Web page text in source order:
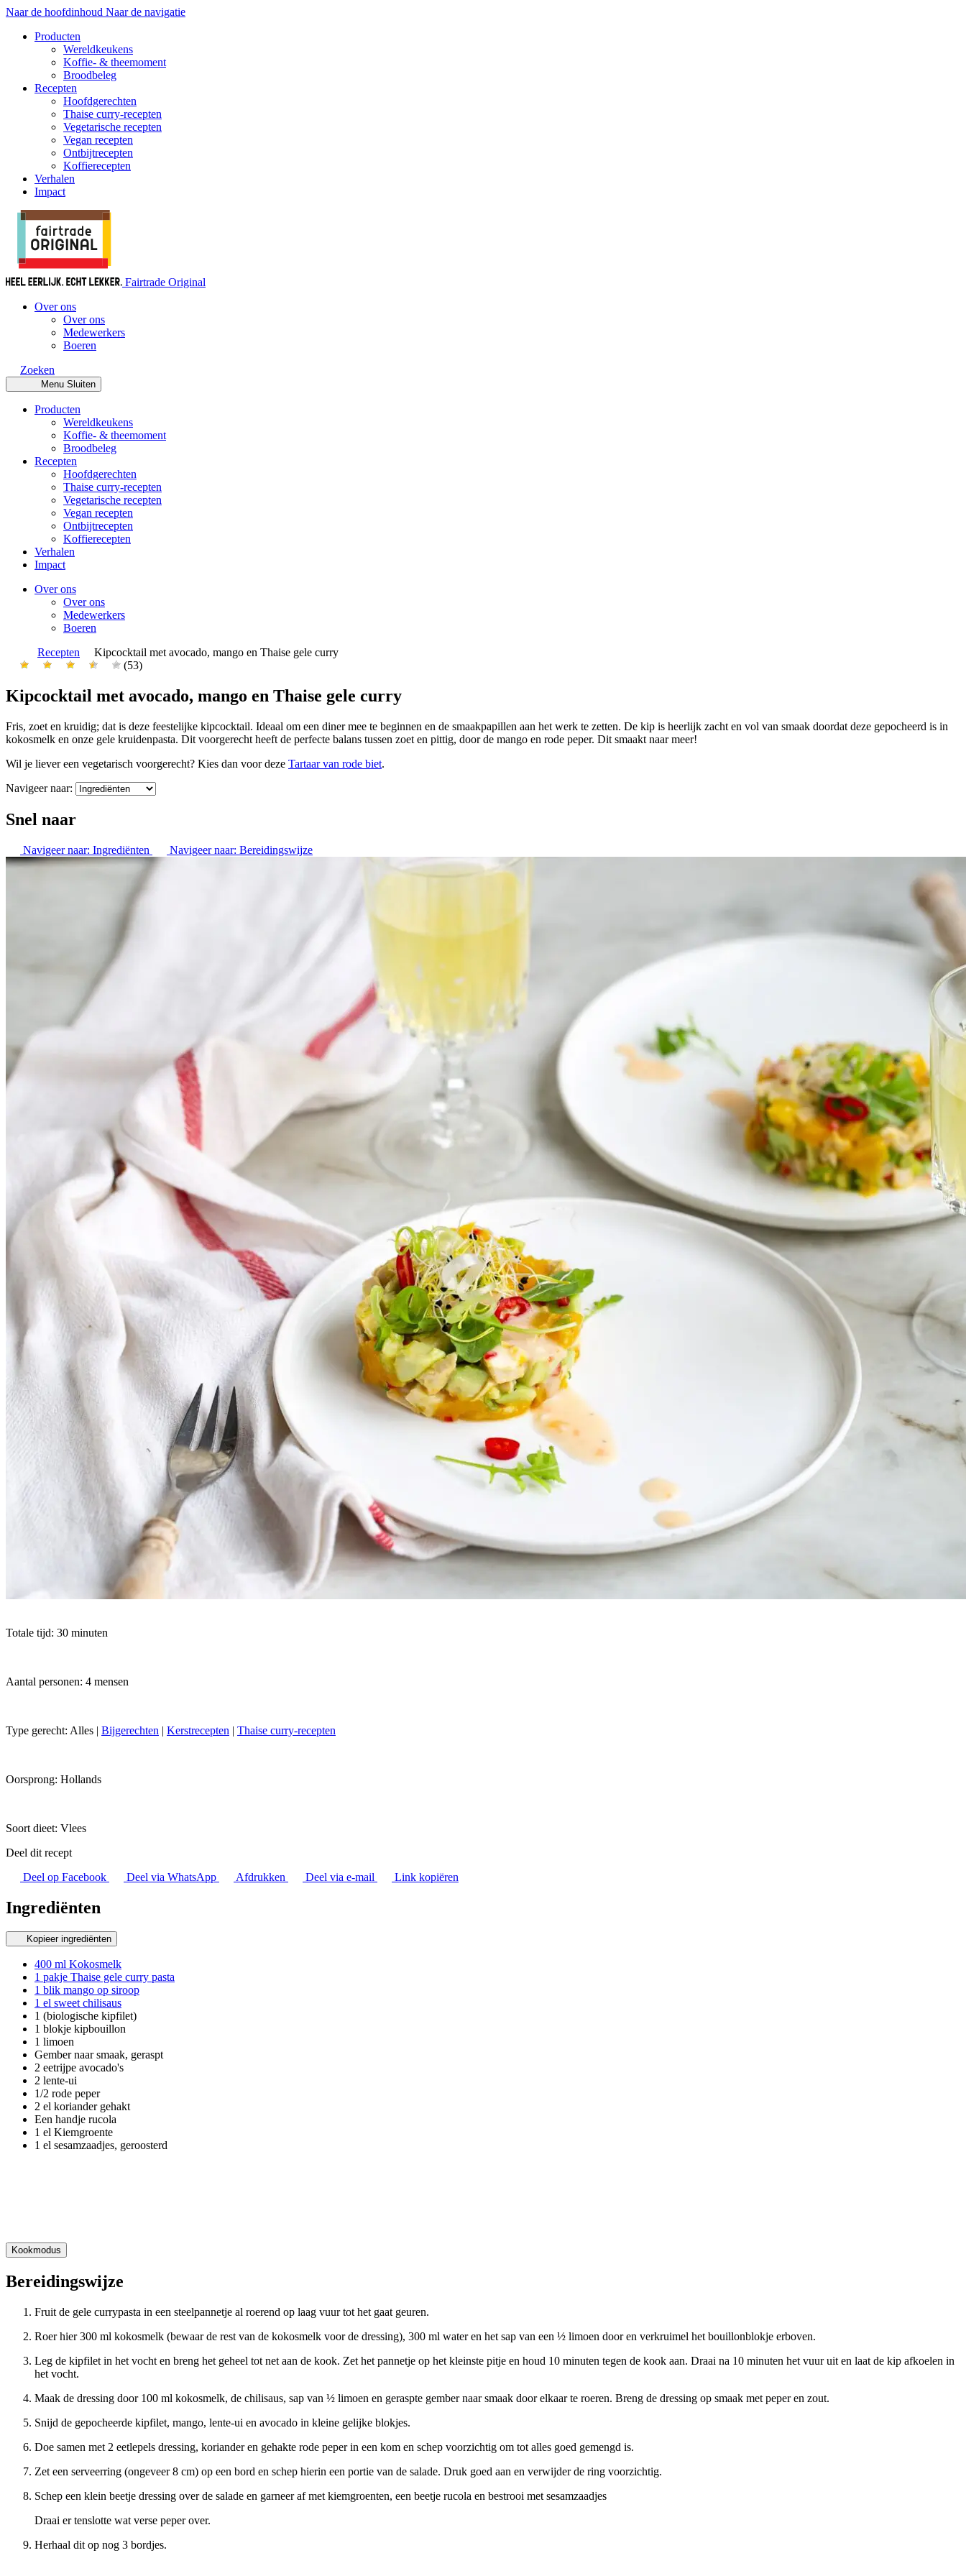
Naar de hoofdinhoud Naar de navigatie
Producten
Wereldkeukens
Koffie- & theemoment
Broodbeleg
Recepten
Hoofdgerechten
Thaise curry-recepten
Vegetarische recepten
Vegan recepten
Ontbijtrecepten
Koffierecepten
Verhalen
Impact
Fairtrade Original
Over ons
Over ons
Medewerkers
Boeren
Zoeken
Menu Sluiten
Producten
Wereldkeukens
Koffie- & theemoment
Broodbeleg
Recepten
Hoofdgerechten
Thaise curry-recepten
Vegetarische recepten
Vegan recepten
Ontbijtrecepten
Koffierecepten
Verhalen
Impact
Over ons
Over ons
Medewerkers
Boeren
Recepten
Kipcocktail met avocado, mango en Thaise gele curry
(53)
Kipcocktail met avocado, mango en Thaise gele curry
Fris, zoet en kruidig; dat is deze feestelijke kipcocktail. Ideaal om een diner mee te beginnen en de smaakpapillen aan het werk te zetten. De kip is heerlijk zacht en vol van smaak doordat deze gepocheerd is in
kokosmelk en onze gele kruidenpasta. Dit voorgerecht heeft de perfecte balans tussen zoet en pittig, door de mango en rode peper. Dit smaakt naar meer!
Wil je liever een vegetarisch voorgerecht? Kies dan voor deze Tartaar van rode biet.
Navigeer naar:
Snel naar
Navigeer naar: Ingrediënten Navigeer naar: Bereidingswijze
Totale tijd: 30 minuten
Aantal personen: 4 mensen
Type gerecht: Alles | Bijgerechten | Kerstrecepten | Thaise curry-recepten
Oorsprong: Hollands
Soort dieet: Vlees
Deel dit recept
Deel op Facebook
Deel via WhatsApp Afdrukken Deel via e-mail Link kopiëren
Ingrediënten
Kopieer ingrediënten
400 ml Kokosmelk
1 pakje Thaise gele curry pasta
1 blik mango op siroop
1 el sweet chilisaus
1 (biologische kipfilet)
1 blokje kipbouillon
1 limoen
Gember naar smaak, geraspt
2 eetrijpe avocado's
2 lente-ui
1/2 rode peper
2 el koriander gehakt
Een handje rucola
1 el Kiemgroente
1 el sesamzaadjes, geroosterd
Kookmodus
Bereidingswijze
Fruit de gele currypasta in een steelpannetje al roerend op laag vuur tot het gaat geuren.
Roer hier 300 ml kokosmelk (bewaar de rest van de kokosmelk voor de dressing), 300 ml water en het sap van een ½ limoen door en verkruimel het bouillonblokje erboven.
Leg de kipfilet in het vocht en breng het geheel tot net aan de kook. Zet het pannetje op het kleinste pitje en houd 10 minuten tegen de kook aan. Draai na 10 minuten het vuur uit en laat de kip afkoelen in
het vocht.
Maak de dressing door 100 ml kokosmelk, de chilisaus, sap van ½ limoen en geraspte gember naar smaak door elkaar te roeren. Breng de dressing op smaak met peper en zout.
Snijd de gepocheerde kipfilet, mango, lente-ui en avocado in kleine gelijke blokjes.
Doe samen met 2 eetlepels dressing, koriander en gehakte rode peper in een kom en schep voorzichtig om tot alles goed gemengd is.
Zet een serveerring (ongeveer 8 cm) op een bord en schep hierin een portie van de salade. Druk goed aan en verwijder de ring voorzichtig.
Schep een klein beetje dressing over de salade en garneer af met kiemgroenten, een beetje rucola en bestrooi met sesamzaadjes
Draai er tenslotte wat verse peper over.
Herhaal dit op nog 3 bordjes.